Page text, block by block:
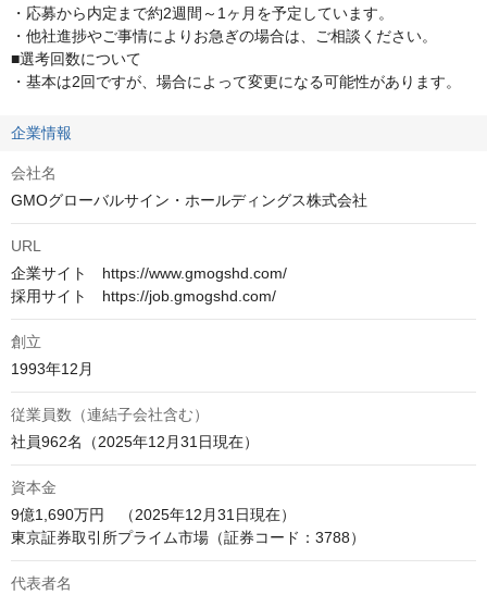
・応募から内定まで約2週間～1ヶ月を予定しています。
・他社進捗やご事情によりお急ぎの場合は、ご相談ください。
■選考回数について
・基本は2回ですが、場合によって変更になる可能性があります。
企業情報
会社名
GMOグローバルサイン・ホールディングス株式会社
URL
企業サイト　https://www.gmogshd.com/
創立
1993年12月
従業員数（連結子会社含む）
資本金
9億1,690万円　（2025年12月31日現在）
代表者名